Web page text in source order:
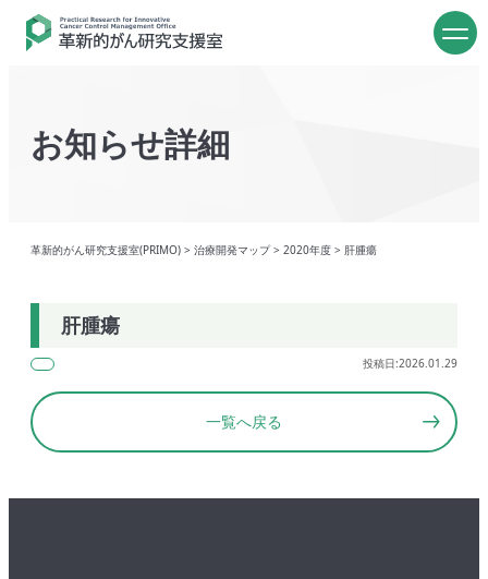
お知らせ詳細
革新的がん研究支援室(PRIMO) > 治療開発マップ> 2020年度 > 肝腫瘍
肝腫瘍
投稿日:2026.01.29
一覧へ戻る